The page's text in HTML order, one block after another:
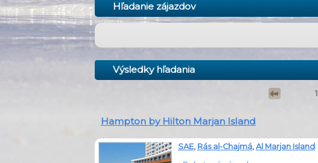
Hľadanie zájazdov
Výsledky hľadania
1
Hampton by Hilton Marjan Island
SAE, Rás al-Chajmá, Al Marjan Island